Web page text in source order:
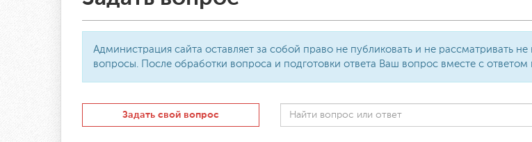
Администрация сайта оставляет за собой право не публиковать и не рассматривать
вопросы. После обработки вопроса и подготовки ответа Ваш вопрос вместе с ответом
Задать свой вопрос